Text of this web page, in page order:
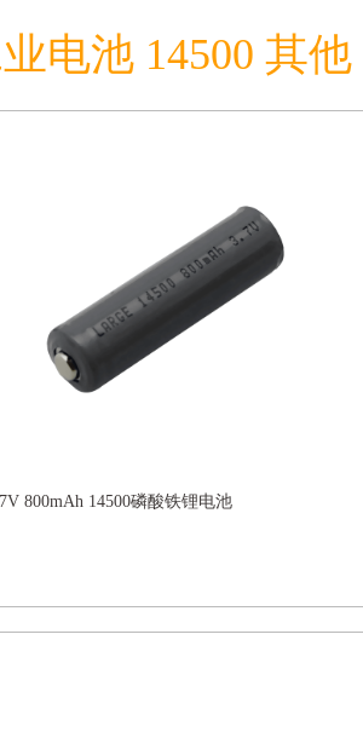
电池 14500 其他
800mAh 14500磷酸铁锂电池